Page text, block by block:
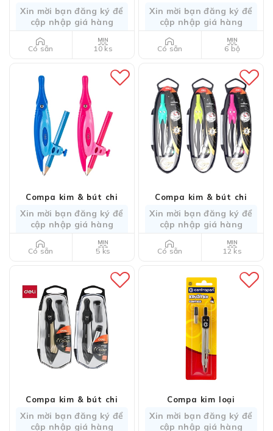
Xin mời bạn đăng ký để
cập nhập giá hàng
Có sẵn 10 ks
Xin mời bạn đăng ký để
cập nhập giá hàng
Có sẵn 6 bộ
Compa kim & bút chi
Xin mời bạn đăng ký để
cập nhập giá hàng
Có sẵn 5 ks
Compa kim & bút chi
Xin mời bạn đăng ký để
cập nhập giá hàng
Có sẵn 12 ks
Compa kim & bút chi
Xin mời bạn đăng ký để
cập nhập giá hàng
Compa kim loại
Xin mời bạn đăng ký để
cập nhập giá hàng